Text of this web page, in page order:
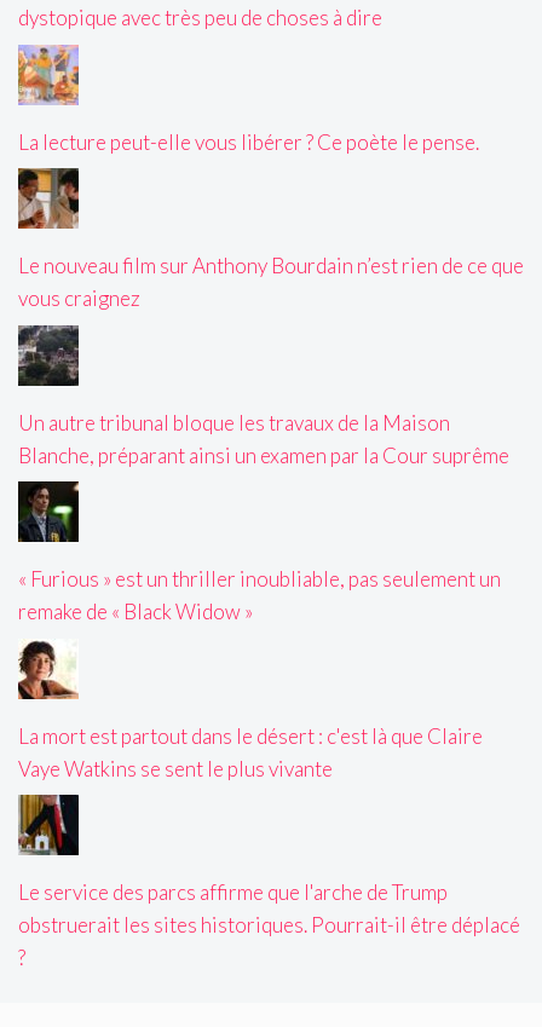
dystopique avec très peu de choses à dire
La lecture peut-elle vous libérer ? Ce poète le pense.
Le nouveau film sur Anthony Bourdain n’est rien de ce que
vous craignez
Un autre tribunal bloque les travaux de la Maison
Blanche, préparant ainsi un examen par la Cour suprême
« Furious » est un thriller inoubliable, pas seulement un
remake de « Black Widow »
La mort est partout dans le désert : c'est là que Claire
Vaye Watkins se sent le plus vivante
Le service des parcs affirme que l'arche de Trump
obstruerait les sites historiques. Pourrait-il être déplacé
?